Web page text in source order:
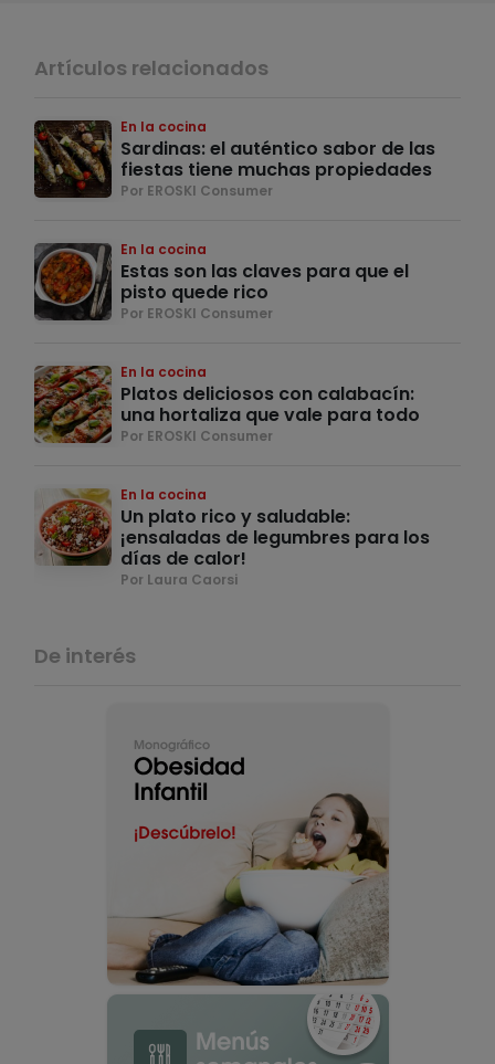
Artículos relacionados
En la cocina
Sardinas: el auténtico sabor de las
fiestas tiene muchas propiedades
Por EROSKI Consumer
En la cocina
Estas son las claves para que el
pisto quede rico
Por EROSKI Consumer
En la cocina
Platos deliciosos con calabacín:
una hortaliza que vale para todo
Por EROSKI Consumer
En la cocina
Un plato rico y saludable:
¡ensaladas de legumbres para los
días de calor!
Por Laura Caorsi
De interés